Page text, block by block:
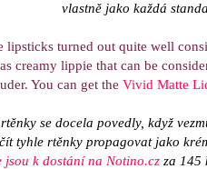
vlastně jako každá
lipsticks turned out quite well
creamy lippie that can be
You can get the Vivid Matte
se docela povedly, když
tyhle rtěnky propagovat jako
jsou k dostání na Notino.czza 145